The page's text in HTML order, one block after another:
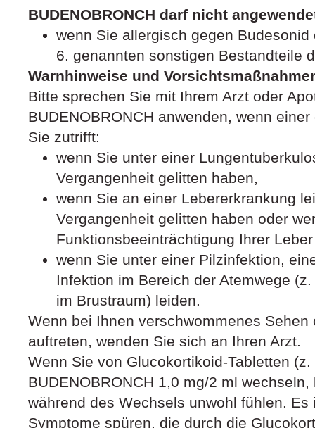
BUDENOBRONCH darf nicht
wenn Sie allergisch gegen
6. genannten sonstigen Bestandteile
Warnhinweise und
Bitte sprechen Sie mit Ihrem Arzt oder
BUDENOBRONCH anwenden, wenn
Sie zutrifft:
wenn Sie unter einer
Vergangenheit gelitten haben,
wenn Sie an einer Lebererkrankung
Vergangenheit gelitten haben oder
Funktionsbeeinträchtigung Ihrer
wenn Sie unter einer Pilzinfektion,
Infektion im Bereich der Atemwege
im Brustraum) leiden.
Wenn bei Ihnen verschwommenes
auftreten, wenden Sie sich an Ihren Arzt.
Wenn Sie von Glucokortikoid-Tabletten
BUDENOBRONCH 1,0 mg/2 ml
während des Wechsels unwohl fühlen.
Symptome spüren, die durch die